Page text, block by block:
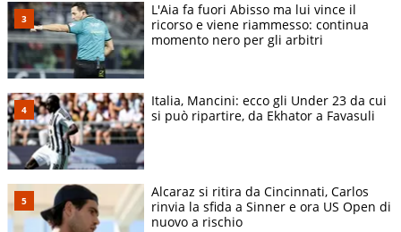
L'Aia fa fuori Abisso ma lui vince il
ricorso e viene riammesso: continua
momento nero per gli arbitri
Italia, Mancini: ecco gli Under 23 da cui
si può ripartire, da Ekhator a Favasuli
Alcaraz si ritira da Cincinnati, Carlos
rinvia la sfida a Sinner e ora US Open di
nuovo a rischio